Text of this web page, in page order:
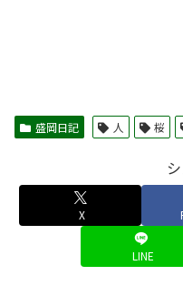
盛岡日記 人 桜
X
LINE